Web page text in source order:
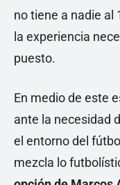
no tiene a nadie al
la experiencia
puesto.
En medio de este
ante la necesidad
el entorno del
mezcla lo